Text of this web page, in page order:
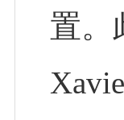
置。